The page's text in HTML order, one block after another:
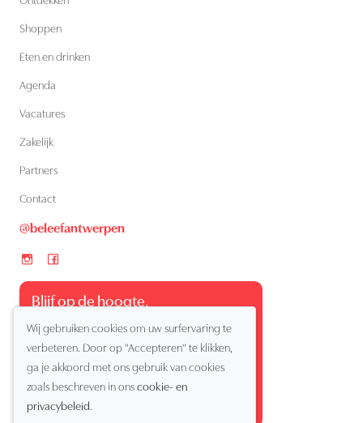
Shoppen
Eten en drinken
Agenda
Vacatures
Zakelijk
Partners
Contact
@beleefantwerpen
Blijf op de hoogte.
Schrijf je in en ontdek als eerste wat er bruist in
Antwerpen - mis geen enkel hotspot, event of
verrassend moment
Wij gebruiken cookies om uw surfervaring te
verbeteren. Door op "Accepteren" te klikken,
ga je akkoord met ons gebruik van cookies
zoals beschreven in ons cookie- en
privacybeleid.